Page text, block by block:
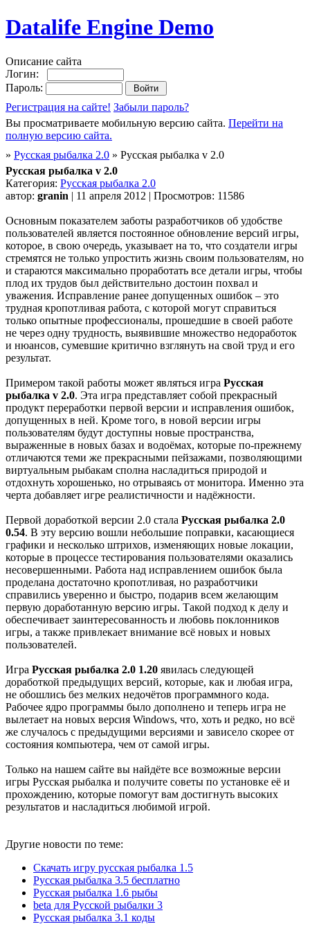
Datalife Engine Demo
Описание сайта
Логин:
Пароль:
Регистрация на сайте! Забыли пароль?
Вы просматриваете мобильную версию сайта. Перейти на
полную версию сайта.
» Русская рыбалка 2.0 » Русская рыбалка v 2.0
Русская рыбалка v 2.0
Категория: Русская рыбалка 2.0
автор: granin | 11 апреля 2012 | Просмотров: 11586
Основным показателем заботы разработчиков об удобстве
пользователей является постоянное обновление версий игры,
которое, в свою очередь, указывает на то, что создатели игры
стремятся не только упростить жизнь своим пользователям, но
и стараются максимально проработать все детали игры, чтобы
плод их трудов был действительно достоин похвал и
уважения. Исправление ранее допущенных ошибок – это
трудная кропотливая работа, с которой могут справиться
только опытные профессионалы, прошедшие в своей работе
не через одну трудность, выявившие множество недоработок
и нюансов, сумевшие критично взглянуть на свой труд и его
результат.
Примером такой работы может являться игра Русская
рыбалка v 2.0. Эта игра представляет собой прекрасный
продукт переработки первой версии и исправления ошибок,
допущенных в ней. Кроме того, в новой версии игры
пользователям будут доступны новые пространства,
выраженные в новых базах и водоёмах, которые по-прежнему
отличаются теми же прекрасными пейзажами, позволяющими
виртуальным рыбакам сполна насладиться природой и
отдохнуть хорошенько, но отрываясь от монитора. Именно эта
черта добавляет игре реалистичности и надёжности.
Первой доработкой версии 2.0 стала Русская рыбалка 2.0
0.54. В эту версию вошли небольшие поправки, касающиеся
графики и несколько штрихов, изменяющих новые локации,
которые в процессе тестирования пользователями оказались
несовершенными. Работа над исправлением ошибок была
проделана достаточно кропотливая, но разработчики
справились уверенно и быстро, подарив всем желающим
первую доработанную версию игры. Такой подход к делу и
обеспечивает заинтересованность и любовь поклонников
игры, а также привлекает внимание всё новых и новых
пользователей.
Игра Русская рыбалка 2.0 1.20 явилась следующей
доработкой предыдущих версий, которые, как и любая игра,
не обошлись без мелких недочётов программного кода.
Рабочее ядро программы было дополнено и теперь игра не
вылетает на новых версия Windows, что, хоть и редко, но всё
же случалось с предыдущими версиями и зависело скорее от
состояния компьютера, чем от самой игры.
Только на нашем сайте вы найдёте все возможные версии
игры Русская рыбалка и получите советы по установке её и
прохождению, которые помогут вам достигнуть высоких
результатов и насладиться любимой игрой.
Другие новости по теме:
Скачать игру русская рыбалка 1.5
Русская рыбалка 3.5 бесплатно
Русская рыбалка 1.6 рыбы
beta для Русской рыбалки 3
Русская рыбалка 3.1 коды